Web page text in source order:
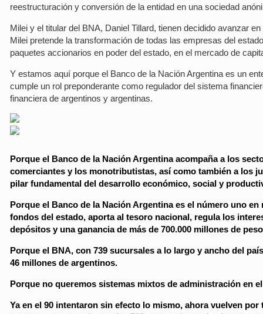
reestructuración y conversión de la entidad en una sociedad
Milei y el titular del BNA, Daniel Tillard, tienen decidido avanzar
Milei pretende la transformación de todas las empresas del
paquetes accionarios en poder del estado, en el mercado de
Y estamos aquí porque el Banco de la Nación Argentina es un
cumple un rol preponderante como regulador del sistema
financiera de argentinos y argentinas.
Porque el Banco de la Nación Argentina acompaña a los
comerciantes y los monotributistas, así como también a los
pilar fundamental del desarrollo económico, social y
Porque el Banco de la Nación Argentina es el número uno
fondos del estado, aporta al tesoro nacional, regula los
depósitos y una ganancia de más de 700.000 millones de
Porque el BNA, con 739 sucursales a lo largo y ancho del
46 millones de argentinos.
Porque no queremos sistemas mixtos de administración en
Ya en el 90 intentaron sin efecto lo mismo, ahora vuelven